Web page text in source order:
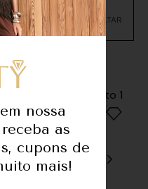
meu CEP
personalidade
nossa
as
cupons de
mais!